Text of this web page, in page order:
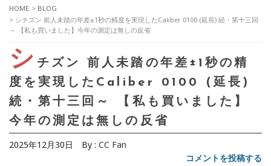
HOME > BLOG
> シチズン 前人未踏の年差±1秒の精度を実現したCaliber 0100 (延長) 続・第十三回
～ 【私も買いました】今年の測定は無しの反省
シ チズン 前人未踏の年差±1秒の精
度を実現したCaliber 0100 (延長)
続・第十三回～ 【私も買いました】
今年の測定は無しの反省
2025年12月30日 By : CC Fan
コメントを投稿する